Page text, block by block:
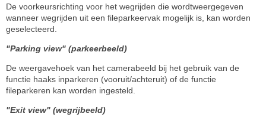
De voorkeursrichting voor het wegrijden die wordtweergegeven
wanneer wegrijden uit een fileparkeervak mogelijk is, kan worden
geselecteerd.
"Parking view" (parkeerbeeld)
De weergavehoek van het camerabeeld bij het gebruik van de
functie haaks inparkeren (vooruit/achteruit) of de functie
fileparkeren kan worden ingesteld.
"Exit view" (wegrijbeeld)